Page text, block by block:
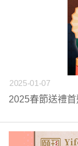
2025-01-07
2025春節送禮